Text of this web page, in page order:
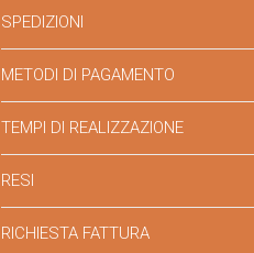
SPEDIZIONI
METODI DI PAGAMENTO
TEMPI DI REALIZZAZIONE
RESI
RICHIESTA FATTURA